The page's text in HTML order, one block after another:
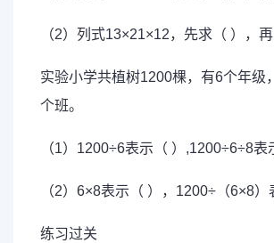
（2）列式13×21×12，先求（ ），再
实验小学共植树1200棵，有6个年级
个班。
（1）1200÷6表示（ ）,1200÷6÷8表
（2）6×8表示（ ），1200÷（6×8）
练习过关